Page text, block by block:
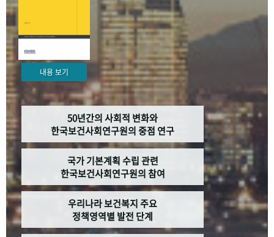
VR 역사관
내용 보기
50년간의 사회적 변화와
한국보건사회연구원의 중점 연구
국가 기본계획 수립 관련
한국보건사회연구원의 참여
우리나라 보건복지 주요
정책영역별 발전 단계